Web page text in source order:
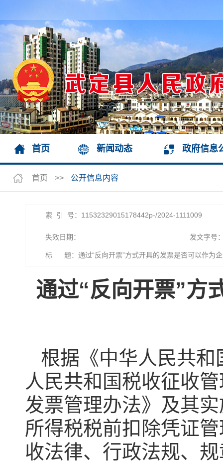
首页 新闻动态 政府信息
首页 >> 公开信息内容
索 引 号：11532329015178442p-/2024-1111009
失效日期： 发文字号
标 题：通过“反向开票”方式开具的发票是否可以作为
通过“反向开票”方
根据《中华人民共
人民共和国税收征收
发票管理办法》及其
所得税税前扣除凭证
收法律、行政法规、